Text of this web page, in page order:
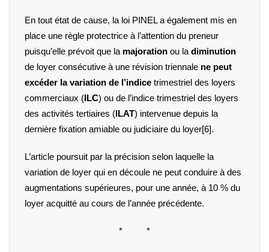
En tout état de cause, la loi PINEL a également mis en
place une règle protectrice à l’attention du preneur
puisqu’elle prévoit que la majoration ou la diminution
de loyer consécutive à une révision triennale ne peut
excéder lavariation de l’indice trimestriel des loyers
commerciaux (ILC) ou de l’indice trimestriel des loyers
des activités tertiaires (ILAT) intervenue depuis la
dernière fixation amiable ou judiciaire du loyer[6].
L’article poursuit par la précision selon laquelle la
variation de loyer qui en découle ne peut conduire à des
augmentations supérieures, pour une année, à 10 % du
loyer acquitté au cours de l’année précédente.
* *